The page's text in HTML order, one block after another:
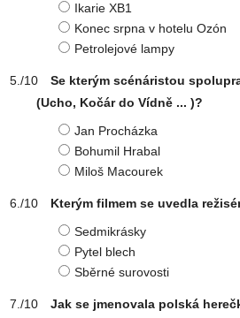
Ikarie XB1
Konec srpna v hotelu Ozón
Petrolejové lampy
Se kterým scénáristou
(Ucho, Kočár do Vídně ... )?
Jan Procházka
Bohumil Hrabal
Miloš Macourek
Kterým filmem se uvedla
Sedmikrásky
Pytel blech
Sběrné surovosti
Jak se jmenovala polská